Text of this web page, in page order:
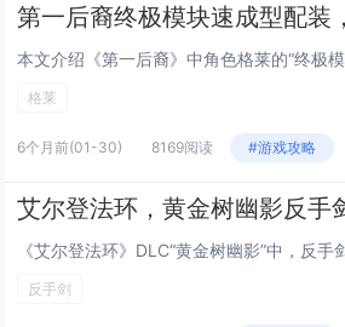
格莱
6个月前(01-30) 8169阅读 #游戏攻略
反手剑